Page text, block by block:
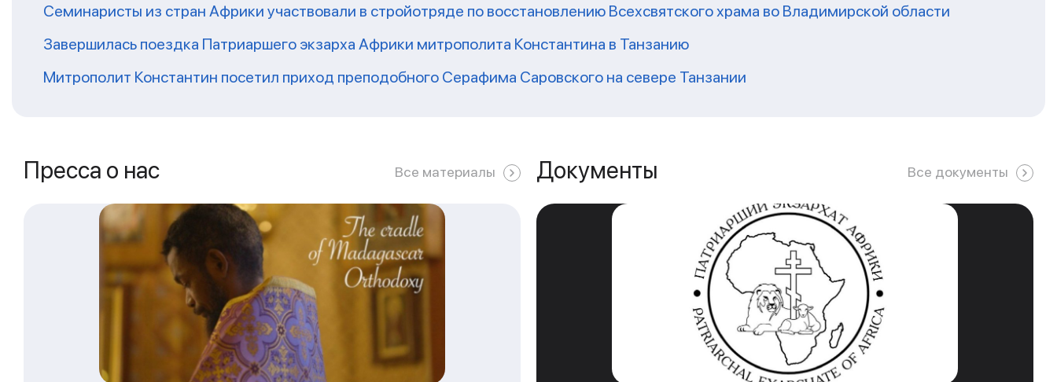
Семинаристы из стран Африки участвовали в стройотряде по восстановлению Всехсвятского храма во Владимирской области
Завершилась поездка Патриаршего экзарха Африки митрополита Константина в Танзанию
Митрополит Константин посетил приход преподобного Серафима Саровского на севере Танзании
Пресса о нас Все материалы Документы Все документы